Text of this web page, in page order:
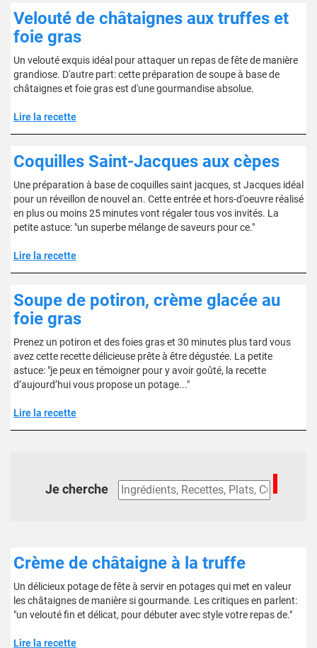
Velouté de châtaignes aux truffes et
foie gras
Un velouté exquis idéal pour attaquer un repas de fête de manière
grandiose. D'autre part: cette préparation de soupe à base de
châtaignes et foie gras est d'une gourmandise absolue.
Lire la recette
Coquilles Saint-Jacques aux cèpes
Une préparation à base de coquilles saint jacques, st Jacques idéal
pour un réveillon de nouvel an. Cette entrée et hors-d'oeuvre réalisé
en plus ou moins 25 minutes vont régaler tous vos invités. La
petite astuce: "un superbe mélange de saveurs pour ce."
Lire la recette
Soupe de potiron, crème glacée au
foie gras
Prenez un potiron et des foies gras et 30 minutes plus tard vous
avez cette recette délicieuse prête à être dégustée. La petite
astuce: "je peux en témoigner pour y avoir goûté, la recette
d’aujourd’hui vous propose un potage..."
Lire la recette
Je cherche
Crème de châtaigne à la truffe
Un délicieux potage de fête à servir en potages qui met en valeur
les châtaignes de manière si gourmande. Les critiques en parlent:
"un velouté fin et délicat, pour débuter avec style votre repas de."
Lire la recette